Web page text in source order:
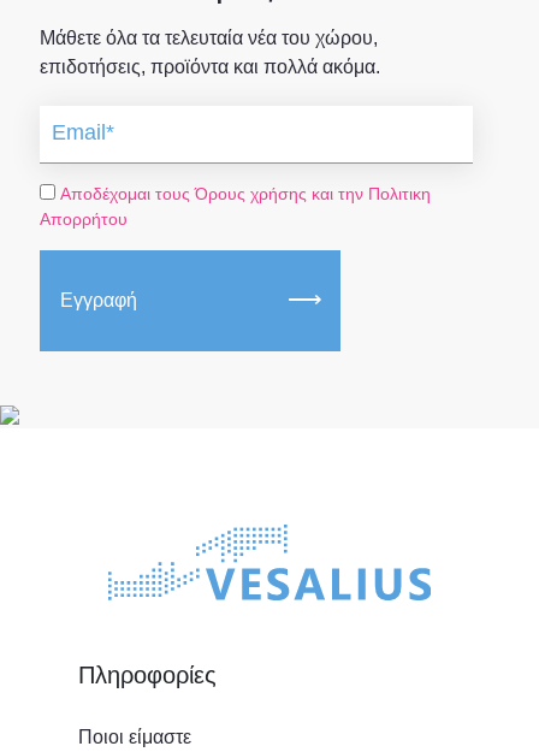
Μάθετε όλα τα τελευταία νέα του χώρου,
επιδοτήσεις, προϊόντα και πολλά ακόμα.
Αποδέχομαι τους Όρους χρήσης και την Πολιτικη
Απορρήτου
Εγγραφή
Πληροφορίες
Ποιοι είμαστε